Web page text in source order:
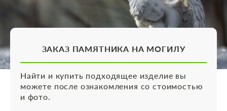
ЗАКАЗ ПАМЯТНИКА НА МОГИЛУ
Найти и купить подходящее изделие вы
можете после ознакомления со стоимостью
и фото.